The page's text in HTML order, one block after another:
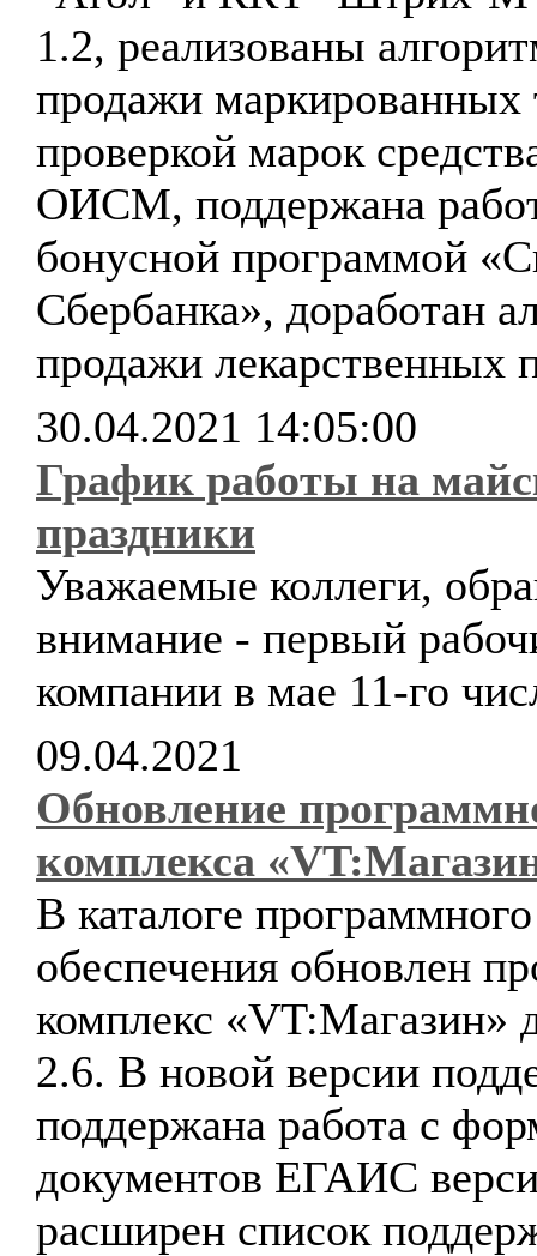
1.2, реализованы
продажи маркированных
проверкой марок
ОИСМ, поддержана
бонусной программой
Сбербанка», доработан
продажи лекарственных
30.04.2021 14:05:00
График работы на
праздники
Уважаемые коллеги,
внимание - первый
компании в мае 11-го
09.04.2021
Обновление
комплекса
В каталоге программного
обеспечения обновлен
комплекс «VT:Магазин»
2.6. В новой версии
поддержана работа с
документов ЕГАИС
расширен список